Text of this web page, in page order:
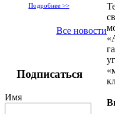
Подробнее >>
Все новости
Подписаться
Имя